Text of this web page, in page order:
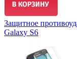
Защитное
Galaxy S6